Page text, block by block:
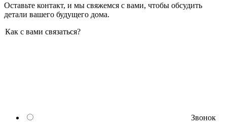
Оставьте контакт, и мы свяжемся с вами, чтобы обсудить
детали вашего будущего дома.
Как с вами связаться?
Звонок